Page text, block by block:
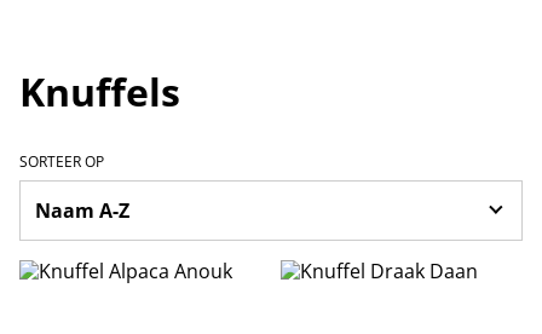
Knuffels
SORTEER OP